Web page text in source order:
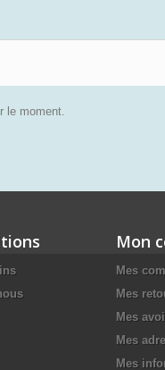
le moment.
Mon
Mes
Mes
Mes
Mes
Mes